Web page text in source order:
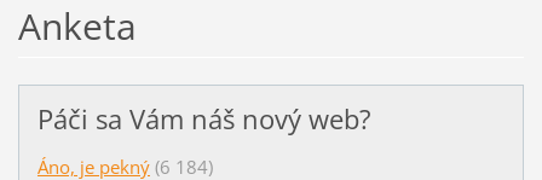
Anketa
Páči sa Vám náš nový web?
Áno, je pekný (6 184)